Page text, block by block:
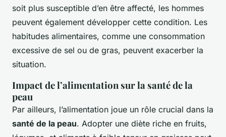
soit plus susceptible d’en être affecté, les hommes
peuvent également développer cette condition. Les
habitudes alimentaires, comme une consommation
excessive de sel ou de gras, peuvent exacerber la
situation.
Impact de l’alimentation sur la santé de la
peau
Par ailleurs, l’alimentation joue un rôle crucial dans la
santé de la peau. Adopter une diète riche en fruits,